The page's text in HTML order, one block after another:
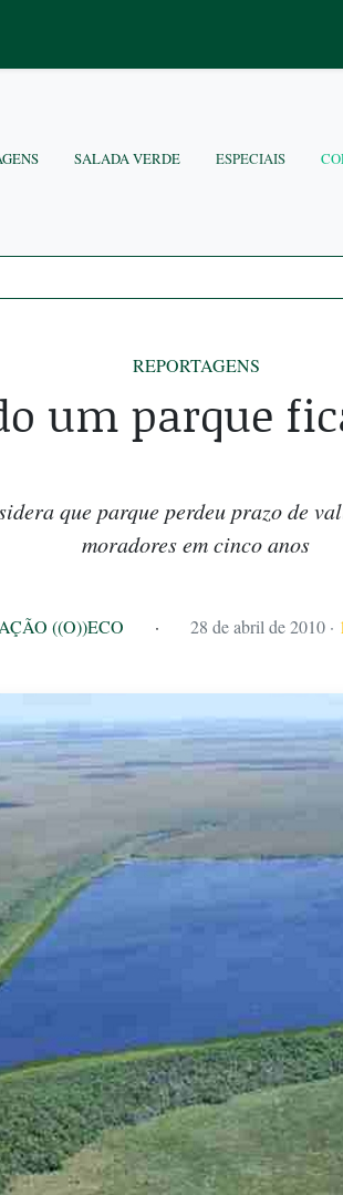
SALADA VERDE ESPECIAIS
REPORTAGENS
um parque
que parque perdeu prazo de
moradores em cinco anos
((O))ECO · 28 de abril de 2010 ·